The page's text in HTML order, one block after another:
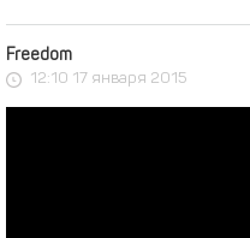
Freedom
12:10 17 января 2015